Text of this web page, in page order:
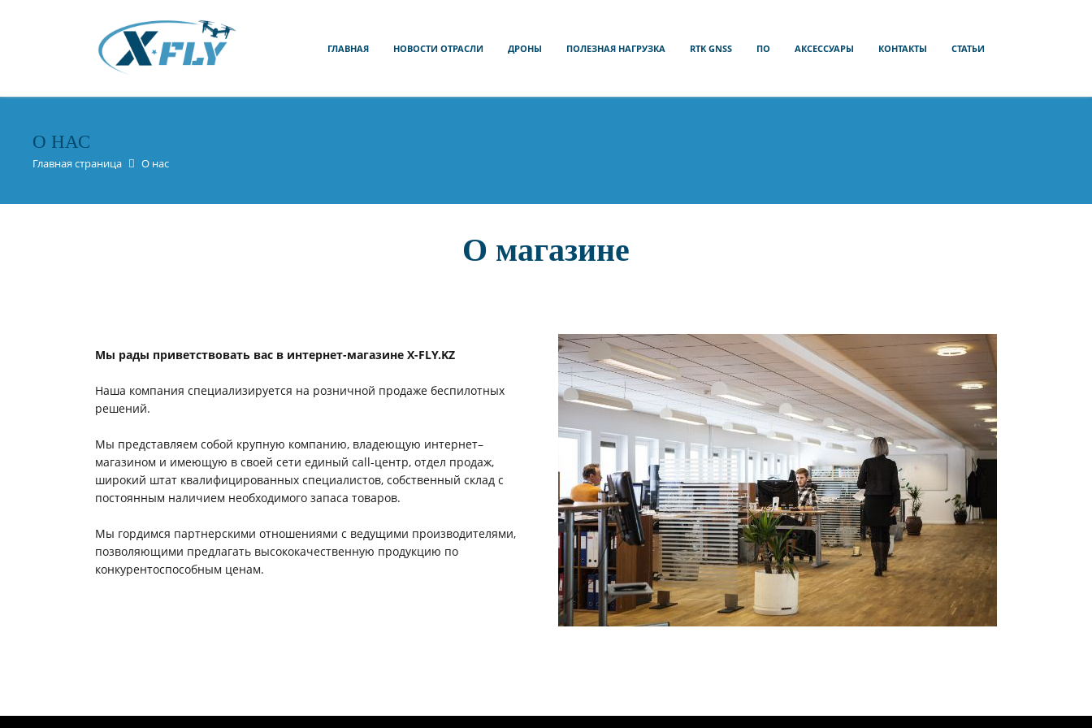
ГЛАВНАЯ НОВОСТИ ОТРАСЛИ ДРОНЫ ПОЛЕЗНАЯ НАГРУЗКА RTK GNSS ПО АКСЕССУАРЫ КОНТАКТЫ СТАТЬИ
О НАС
Главная страница О нас
О магазине
Мы рады приветствовать вас в интернет-магазине X-FLY.KZ
Наша компания специализируется на розничной продаже беспилотных
решений.
Мы представляем собой крупную компанию, владеющую интернет–
магазином и имеющую в своей сети единый call-центр, отдел продаж,
широкий штат квалифицированных специалистов, собственный склад c
постоянным наличием необходимого запаса товаров.
Мы гордимся партнерскими отношениями с ведущими производителями,
позволяющими предлагать высококачественную продукцию по
конкурентоспособным ценам.